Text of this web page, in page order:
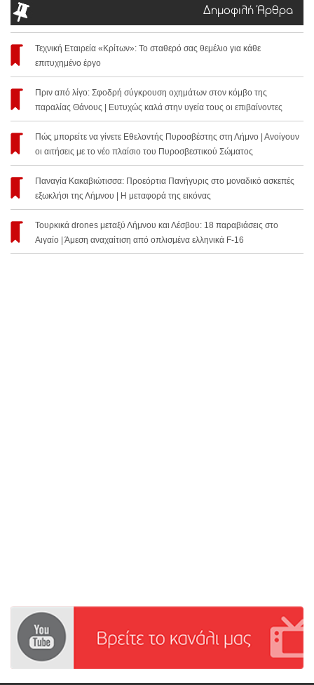
Δημοφιλή Άρθρα
Τεχνική Εταιρεία «Κρίτων»: Το σταθερό σας θεμέλιο για κάθε
επιτυχημένο έργο
Πριν από λίγο: Σφοδρή σύγκρουση οχημάτων στον κόμβο της
παραλίας Θάνους | Ευτυχώς καλά στην υγεία τους οι επιβαίνοντες
Πώς μπορείτε να γίνετε Εθελοντής Πυροσβέστης στη Λήμνο | Ανοίγουν
οι αιτήσεις με το νέο πλαίσιο του Πυροσβεστικού Σώματος
Παναγία Κακαβιώτισσα: Προεόρτια Πανήγυρις στο μοναδικό ασκεπές
εξωκλήσι της Λήμνου | Η μεταφορά της εικόνας
Τουρκικά drones μεταξύ Λήμνου και Λέσβου: 18 παραβιάσεις στο
Αιγαίο | Άμεση αναχαίτιση από οπλισμένα ελληνικά F-16